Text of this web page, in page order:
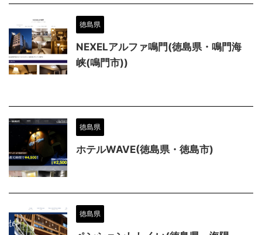
徳島県
NEXELアルファ鳴門(徳島県・鳴門海
峡(鳴門市))
徳島県
ホテルWAVE(徳島県・徳島市)
徳島県